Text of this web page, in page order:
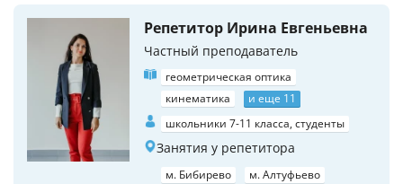
Репетитор Ирина Евгеньевна
Частный преподаватель
геометрическая оптика
кинематика
и еще 11
школьники 7-11 класса, студенты
Занятия у репетитора
м. Бибирево м. Алтуфьево